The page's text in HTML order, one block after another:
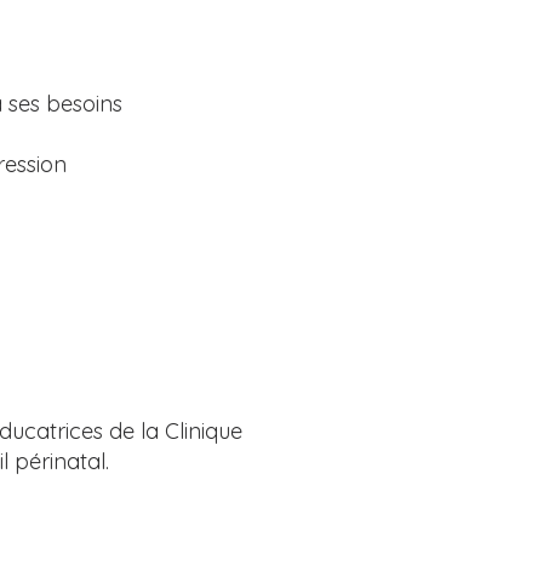
besoins
de la Clinique
périnatal.